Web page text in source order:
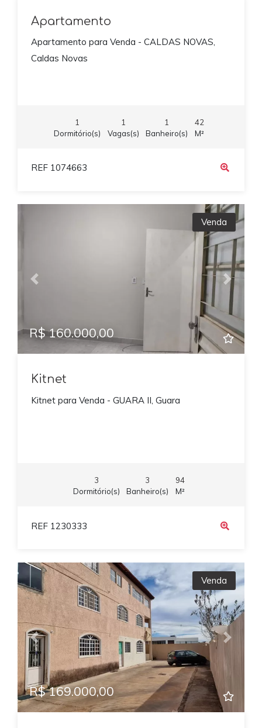
Apartamento
Apartamento para Venda - CALDAS NOVAS,
Caldas Novas
1
Dormitório(s)
1
Vagas(s)
1
Banheiro(s)
42
M²
REF 1074663
Previous Next
Venda
R$ 160.000,00
Kitnet
Kitnet para Venda - GUARA II, Guara
3
Dormitório(s)
3
Banheiro(s)
94
M²
REF 1230333
Previous Next
Venda
R$ 169.000,00